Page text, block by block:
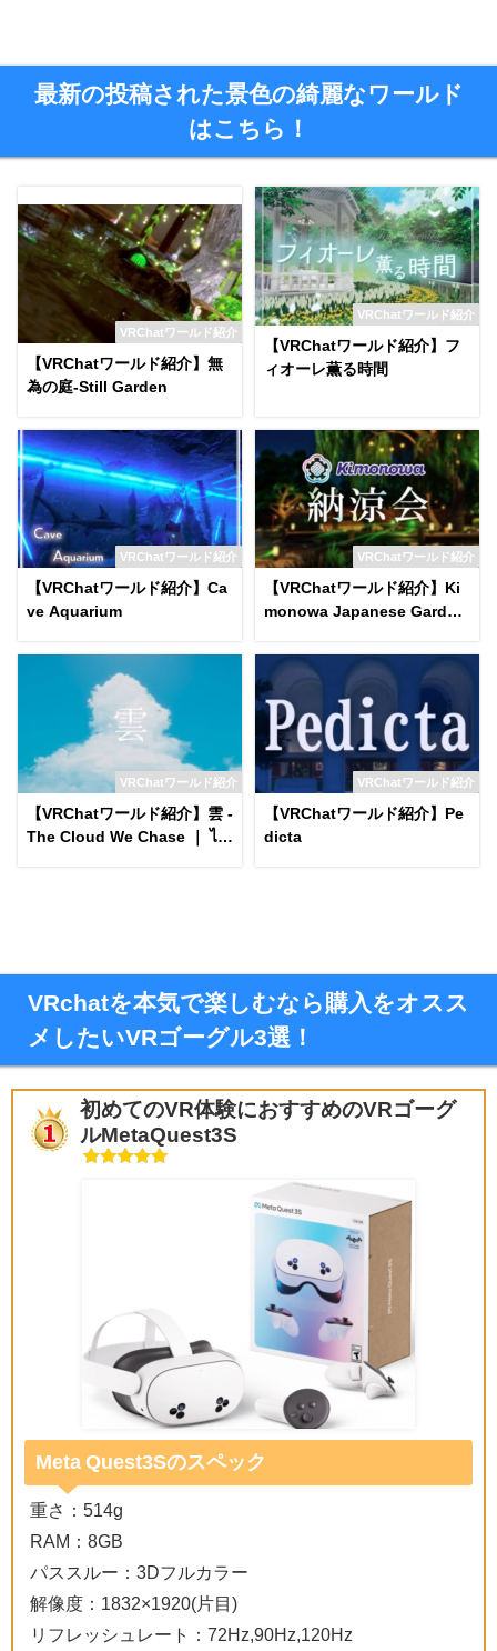
最新の投稿された景色の綺麗なワールド
はこちら！
VRChatワールド紹介
【VRChatワールド紹介】無
為の庭-Still Garden
VRChatワールド紹介
【VRChatワールド紹介】フ
ィオーレ薫る時間
VRChatワールド紹介
【VRChatワールド紹介】Ca
ve Aquarium
VRChatワールド紹介
【VRChatワールド紹介】Ki
monowa Japanese Garden
VRChatワールド紹介
【VRChatワールド紹介】雲 -
The Cloud We Chase ｜ ไก
VRChatワールド紹介
【VRChatワールド紹介】Pe
dicta
VRchatを本気で楽しむなら購入をオスス
メしたいVRゴーグル3選！
初めてのVR体験におすすめのVRゴーグ
ルMetaQuest3S
Meta Quest3Sのスペック
重さ：514g
RAM：8GB
パススルー：3Dフルカラー
解像度：1832×1920(片目)
リフレッシュレート：72Hz,90Hz,120Hz